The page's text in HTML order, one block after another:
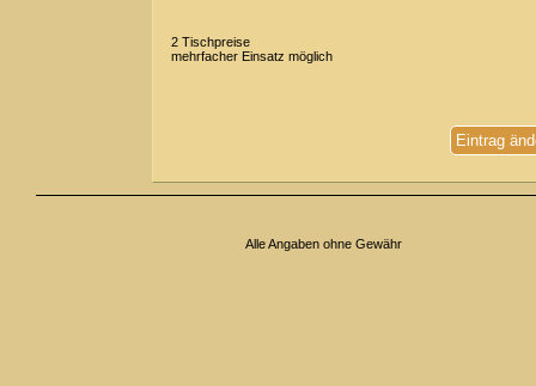
2 Tischpreise
mehrfacher Einsatz möglich
Eintrag
Alle Angaben ohne Gewähr